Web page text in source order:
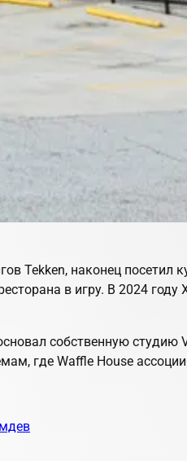
Tekken, наконец посетил
ресторана в игру. В 2024
собственную студию
где Waffle House